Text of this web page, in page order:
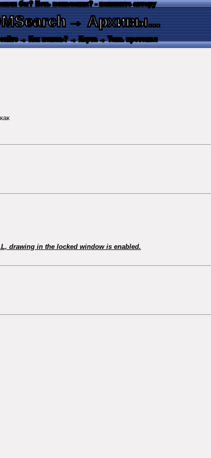
баг? Есть пожелания? - напишите автору
→ Архивы...
→ Как искать? → Карта → Текс. протокол
drawing in the locked window is enabled.